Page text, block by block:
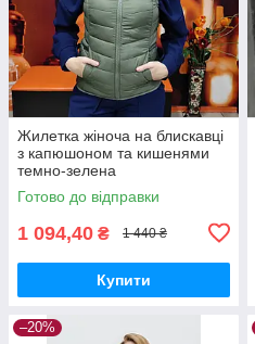
Жилетка жіноча на блискавці
з капюшоном та кишенями
темно-зелена
Готово до відправки
1 094,40 ₴ 1 440 ₴
Купити
–20%